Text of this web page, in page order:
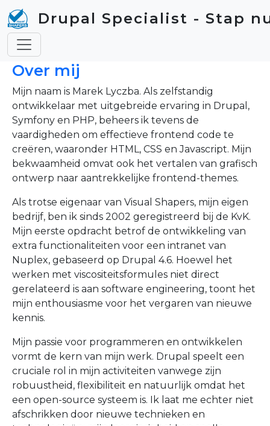
Skip to main content
Drupal Specialist - Stap
Over mij
Mijn naam is Marek Lyczba. Als zelfstandig
ontwikkelaar met uitgebreide ervaring in Drupal,
Symfony en PHP, beheers ik tevens de
vaardigheden om effectieve frontend code te
creëren, waaronder HTML, CSS en Javascript. Mijn
bekwaamheid omvat ook het vertalen van grafisch
ontwerp naar aantrekkelijke frontend-themes.
Als trotse eigenaar van Visual Shapers, mijn eigen
bedrijf, ben ik sinds 2002 geregistreerd bij de KvK.
Mijn eerste opdracht betrof de ontwikkeling van
extra functionaliteiten voor een intranet van
Nuplex, gebaseerd op Drupal 4.6. Hoewel het
werken met viscositeitsformules niet direct
gerelateerd is aan software engineering, toont het
mijn enthousiasme voor het vergaren van nieuwe
kennis.
Mijn passie voor programmeren en ontwikkelen
vormt de kern van mijn werk. Drupal speelt een
cruciale rol in mijn activiteiten vanwege zijn
robuustheid, flexibiliteit en natuurlijk omdat het
een open-source systeem is. Ik laat me echter niet
afschrikken door nieuwe technieken en